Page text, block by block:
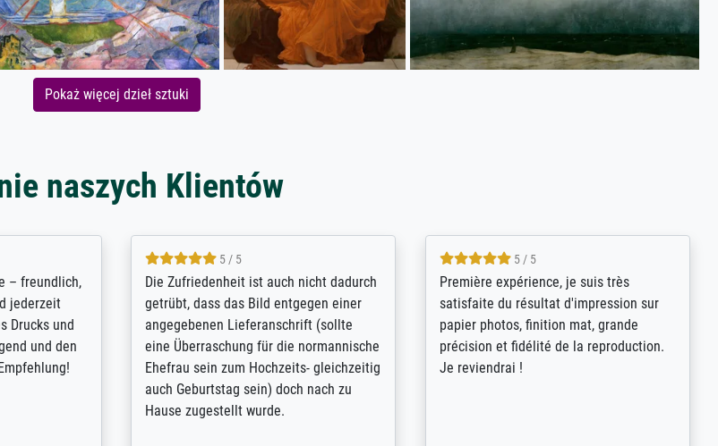
Pokaż więcej dzieł sztuki
naszych Klientów
der
aus dem 1.
ich bei
der
4.8 / 5
Hervorragende Qualität. Man kann sich
vieles anpassen lassen, wie z.B.:
Randentfernung, Farbe, Helligkeit,
Kontrast und Weiteres. Sehr freundliche
Kontaktperson per Mail. Das Bild (ein
Kunstdruck) wurde sehr gut verpackt -
sehr starke Papprolle mit Plastikdeckeln
4.8 / 5
Qualité absolument irréprochable.
Extraordinaire diversité des thèmes
abordés et personnalisation des
demandes (recadrage, réajustement des
couleurs). Relation clientèle parfaite.